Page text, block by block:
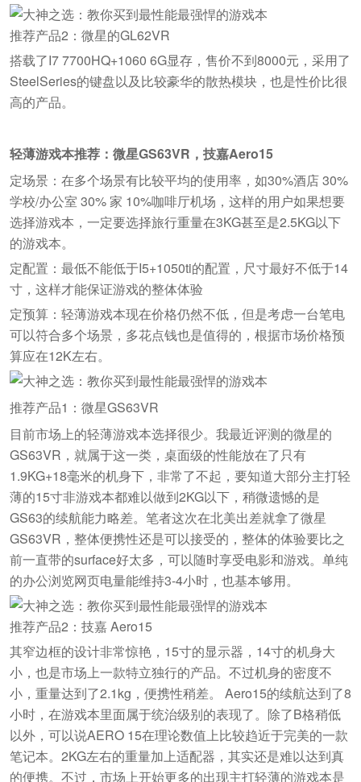
推荐产品2：微星的GL62VR
搭载了I7 7700HQ+1060 6G显存，售价不到8000元，采用了
SteelSeries的键盘以及比较豪华的散热模块，也是性价比很
高的产品。
轻薄游戏本推荐：微星GS63VR，技嘉Aero15
定场景：在多个场景有比较平均的使用率，如30%酒店 30%
学校/办公室 30% 家 10%咖啡厅机场，这样的用户如果想要
选择游戏本，一定要选择旅行重量在3KG甚至是2.5KG以下
的游戏本。
定配置：最低不能低于I5+1050ti的配置，尺寸最好不低于14
寸，这样才能保证游戏的整体体验
定预算：轻薄游戏本现在价格仍然不低，但是考虑一台笔电
可以符合多个场景，多花点钱也是值得的，根据市场价格预
算应在12K左右。
推荐产品1：微星GS63VR
目前市场上的轻薄游戏本选择很少。我最近评测的微星的
GS63VR，就属于这一类，桌面级的性能放在了只有
1.9KG+18毫米的机身下，非常了不起，要知道大部分主打轻
薄的15寸非游戏本都难以做到2KG以下，稍微遗憾的是
GS63的续航能力略差。笔者这次在北美出差就拿了微星
GS63VR，整体便携性还是可以接受的，整体的体验要比之
前一直带的surface好太多，可以随时享受电影和游戏。单纯
的办公浏览网页电量能维持3-4小时，也基本够用。
推荐产品2：技嘉 Aero15
其窄边框的设计非常惊艳，15寸的显示器，14寸的机身大
小，也是市场上一款特立独行的产品。不过机身的密度不
小，重量达到了2.1kg，便携性稍差。 Aero15的续航达到了8
小时，在游戏本里面属于统治级别的表现了。除了B格稍低
以外，可以说AERO 15在理论数值上比较趋近于完美的一款
笔记本。 2KG左右的重量加上适配器，其实还是难以达到真
的便携。不过，市场上开始更多的出现主打轻薄的游戏本是